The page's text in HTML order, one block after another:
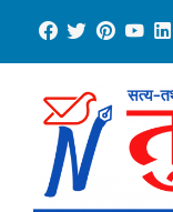
content